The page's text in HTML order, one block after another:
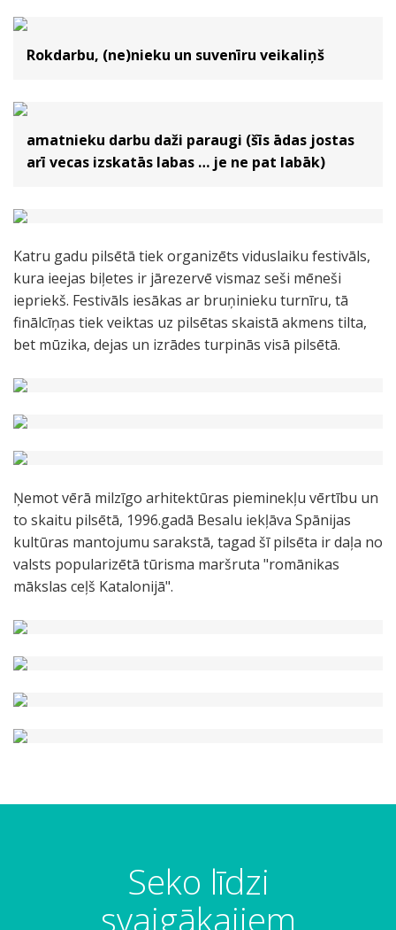
Rokdarbu, (ne)nieku un suvenīru veikaliņš
amatnieku darbu daži paraugi (šīs ādas jostas
arī vecas izskatās labas … je ne pat labāk)
Katru gadu pilsētā tiek organizēts viduslaiku festivāls,
kura ieejas biļetes ir jārezervē vismaz seši mēneši
iepriekš. Festivāls iesākas ar bruņinieku turnīru, tā
finālcīņas tiek veiktas uz pilsētas skaistā akmens tilta,
bet mūzika, dejas un izrādes turpinās visā pilsētā.
Ņemot vērā milzīgo arhitektūras pieminekļu vērtību un
to skaitu pilsētā, 1996.gadā Besalu iekļāva Spānijas
kultūras mantojumu sarakstā, tagad šī pilsēta ir daļa no
valsts popularizētā tūrisma maršruta "romānikas
mākslas ceļš Katalonijā".
Seko līdzi
svaigākajiem